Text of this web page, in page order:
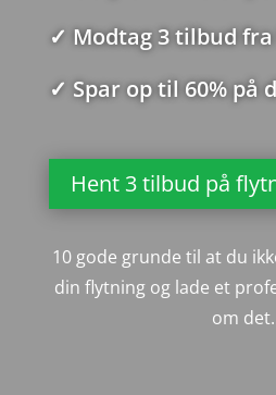
✓ Modtag 3 tilbud
✓ Spar op til 60% på
Hent 3 tilbud på
10 gode grunde til at du
din flytning og lade et
om det.